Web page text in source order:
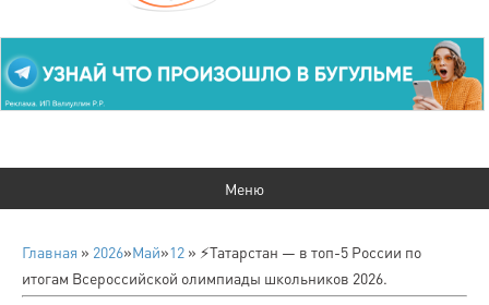
Главная » 2026»Май»12 » ⚡️Татарстан — в топ-5 России по
итогам Всероссийской олимпиады школьников 2026.